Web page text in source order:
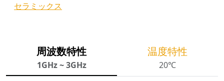
セラミックス
周波数特性
1GHz ~ 3GHz
温度特性
20℃